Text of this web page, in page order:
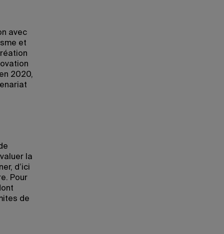
avec
et
2020,
la
d’ici
Pour
de